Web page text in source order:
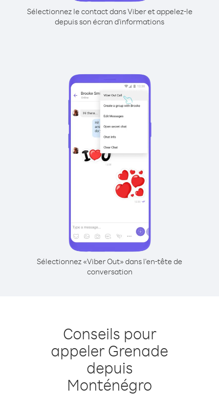
Sélectionnez le contact dans Viber et appelez-le
depuis son écran d'informations
Sélectionnez «Viber Out» dans l'en-tête de
conversation
Conseils pour
appeler Grenade
depuis
Monténégro